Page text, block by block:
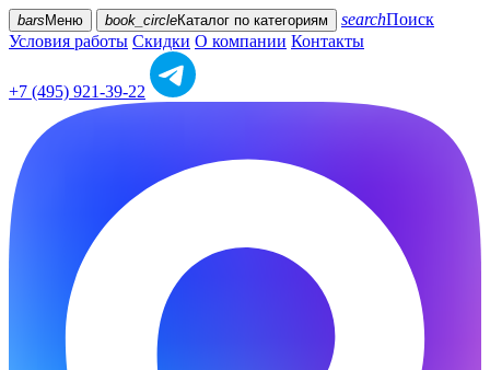
bars Меню book_circleКаталог по категориям searchПоиск
Условия работы Скидки О компании Контакты
+7 (495) 921-39-22